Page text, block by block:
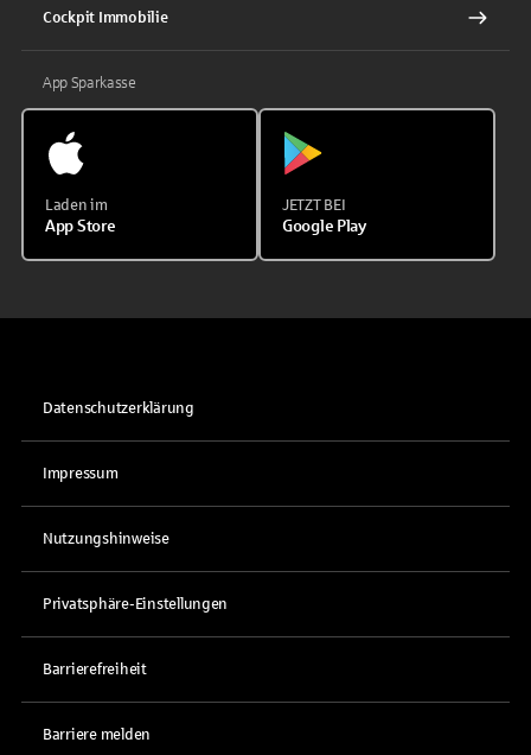
Cockpit Immobilie
App Sparkasse
Laden im
App Store
JETZT BEI
Google Play
Datenschutzerklärung
Impressum
Nutzungshinweise
Privatsphäre-Einstellungen
Barrierefreiheit
Barriere melden